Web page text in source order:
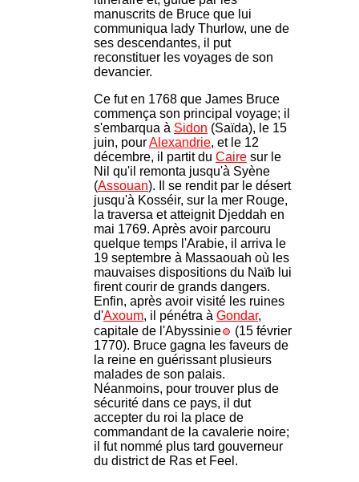
manuscrits de Bruce que lui
communiqua lady Thurlow, une de
ses descendantes, il put
reconstituer les voyages de son
devancier.
Ce fut en 1768 que James Bruce
commença son principal voyage; il
s'embarqua à Sidon (Saïda), le 15
juin, pourAlexandrie, et le 12
décembre, il partit du Caire sur le
Nil qu'il remonta jusqu'à Syène
(Assouan). Il se rendit par le désert
jusqu'à Kosséir, sur la mer Rouge,
la traversa et atteignit Djeddah en
mai 1769. Après avoir parcouru
quelque temps l'Arabie, il arriva le
19 septembre à Massaouah où les
mauvaises dispositions du Naïb lui
firent courir de grands dangers.
Enfin, après avoir visité les ruines
d'Axoum, il pénétra à Gondar,
capitale de l'Abyssinie
(15 février
1770). Bruce gagna les faveurs de
la reine en guérissant plusieurs
malades de son palais.
Néanmoins, pour trouver plus de
sécurité dans ce pays, il dut
accepter du roi la place de
commandant de la cavalerie noire;
il fut nommé plus tard gouverneur
du district de Ras et Feel.